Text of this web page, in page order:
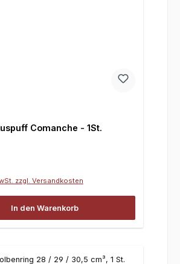
Comanche - 1St.
zzgl. Versandkosten
In den Warenkorb